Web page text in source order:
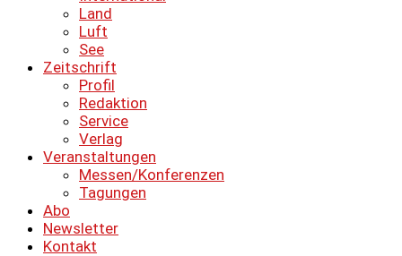
Land
Luft
See
Zeitschrift
Profil
Redaktion
Service
Verlag
Veranstaltungen
Messen/Konferenzen
Tagungen
Abo
Newsletter
Kontakt